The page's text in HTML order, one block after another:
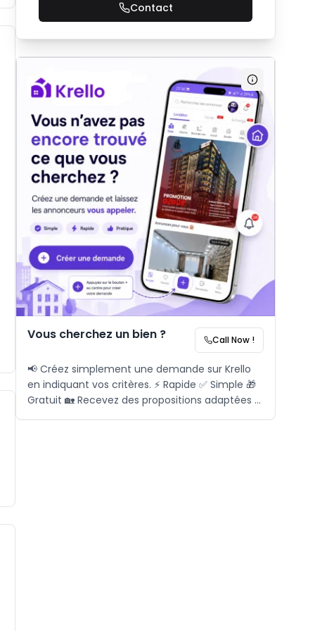
Contact
Vous cherchez un bien ? Call Now !
📢 Créez simplement une demande sur Krello
en indiquant vos critères. ⚡ Rapide ✅ Simple 🎁
Gratuit 🏡 Recevez des propositions adaptées à